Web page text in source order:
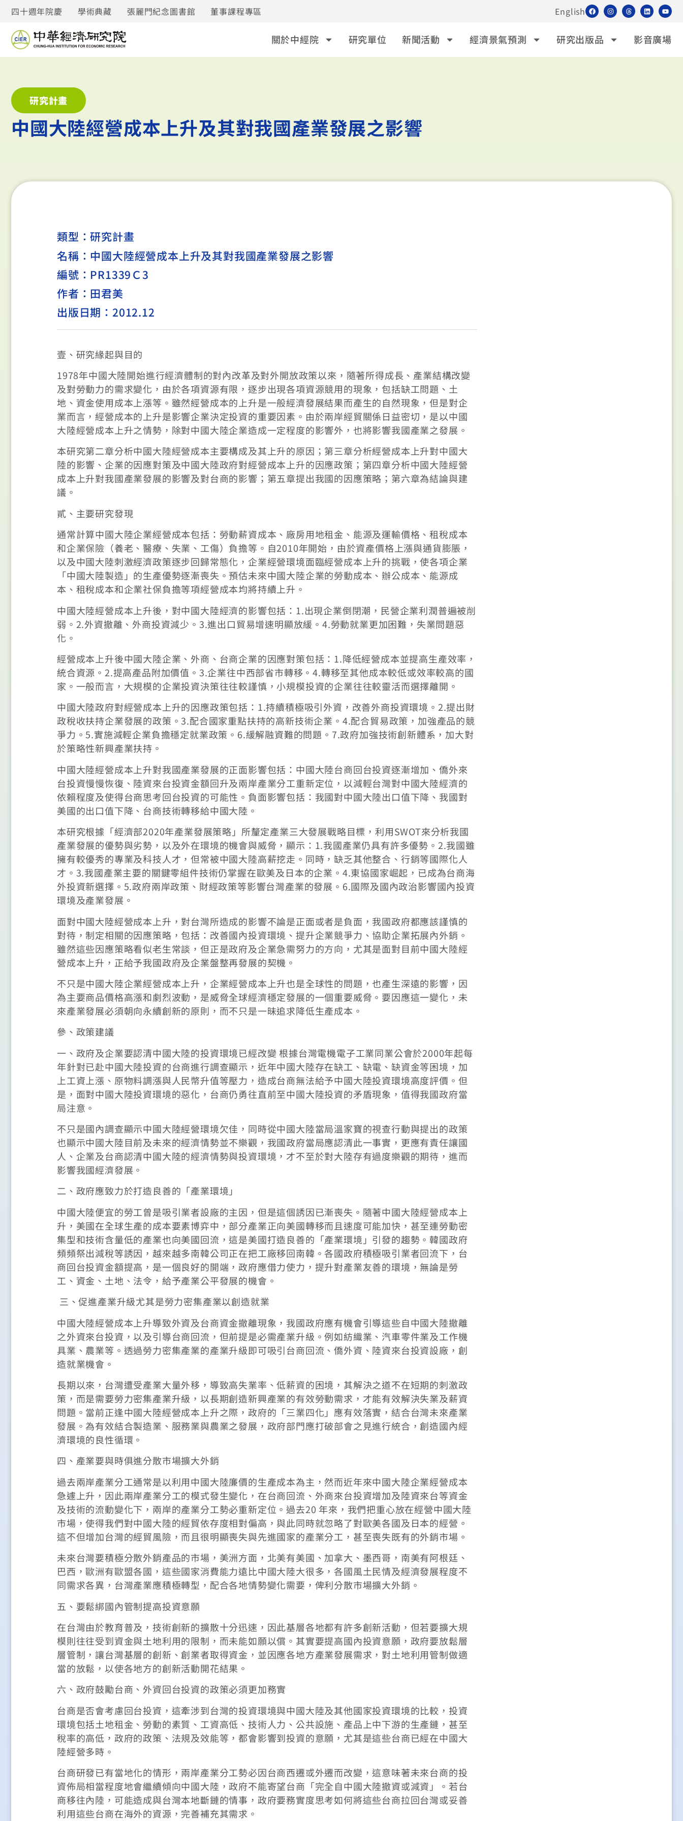
四十週年院慶 學術典藏 張麗門紀念圖書館 董事課程專區 English
關於中經院 研究單位 新聞活動 經濟景氣預測 研究出版品 影音廣場
研究計畫
中國大陸經營成本上升及其對我國產業發展之影響
類型：研究計畫
名稱：中國大陸經營成本上升及其對我國產業發展之影響
編號：PR1339Ｃ3
作者：田君美
出版日期：2012.12
壹、研究緣起與目的
1978年中國大陸開始進行經濟體制的對內改革及對外開放政策以來，隨著所得成長、產業結構改變
及對勞動力的需求變化，由於各項資源有限，逐步出現各項資源競用的現象，包括缺工問題、土
地、資金使用成本上漲等。雖然經營成本的上升是一般經濟發展結果而產生的自然現象，但是對企
業而言，經營成本的上升是影響企業決定投資的重要因素。由於兩岸經貿關係日益密切，是以中國
大陸經營成本上升之情勢，除對中國大陸企業造成一定程度的影響外，也將影響我國產業之發展。
本研究第二章分析中國大陸經營成本主要構成及其上升的原因；第三章分析經營成本上升對中國大
陸的影響、企業的因應對策及中國大陸政府對經營成本上升的因應政策；第四章分析中國大陸經營
成本上升對我國產業發展的影響及對台商的影響；第五章提出我國的因應策略；第六章為結論與建
議。
貳、主要研究發現
通常計算中國大陸企業經營成本包括：勞動薪資成本、廠房用地租金、能源及運輸價格、租稅成本
和企業保險（養老、醫療、失業、工傷）負擔等。自2010年開始，由於資產價格上漲與通貨膨脹，
以及中國大陸刺激經濟政策逐步回歸常態化，企業經營環境面臨經營成本上升的挑戰，使各項企業
「中國大陸製造」的生產優勢逐漸喪失。預估未來中國大陸企業的勞動成本、辦公成本、能源成
本、租稅成本和企業社保負擔等項經營成本均將持續上升。
中國大陸經營成本上升後，對中國大陸經濟的影響包括：1.出現企業倒閉潮，民營企業利潤普遍被削
弱。2.外資撤離、外商投資減少。3.進出口貿易增速明顯放緩。4.勞動就業更加困難，失業問題惡
化。
經營成本上升後中國大陸企業、外商、台商企業的因應對策包括：1.降低經營成本並提高生產效率，
統合資源。2.提高產品附加價值。3.企業往中西部省市轉移。4.轉移至其他成本較低或效率較高的國
家。一般而言，大規模的企業投資決策往往較謹慎，小規模投資的企業往往較靈活而選擇離開。
中國大陸政府對經營成本上升的因應政策包括：1.持續積極吸引外資，改善外商投資環境。2.提出財
政稅收扶持企業發展的政策。3.配合國家重點扶持的高新技術企業。4.配合貿易政策，加強產品的競
爭力。5.實施減輕企業負擔穩定就業政策。6.緩解融資難的問題。7.政府加強技術創新體系，加大對
於策略性新興產業扶持。
中國大陸經營成本上升對我國產業發展的正面影響包括：中國大陸台商回台投資逐漸增加、僑外來
台投資慢慢恢復、陸資來台投資金額回升及兩岸產業分工重新定位，以減輕台灣對中國大陸經濟的
依賴程度及使得台商思考回台投資的可能性。負面影響包括：我國對中國大陸出口值下降、我國對
美國的出口值下降、台商技術轉移給中國大陸。
本研究根據「經濟部2020年產業發展策略」所釐定產業三大發展戰略目標，利用SWOT來分析我國
產業發展的優勢與劣勢，以及外在環境的機會與威脅，顯示：1.我國產業仍具有許多優勢。2.我國雖
擁有較優秀的專業及科技人才，但常被中國大陸高薪挖走。同時，缺乏其他整合、行銷等國際化人
才。3.我國產業主要的關鍵零組件技術仍掌握在歐美及日本的企業。4.東協國家崛起，已成為台商海
外投資新選擇。5.政府兩岸政策、財經政策等影響台灣產業的發展。6.國際及國內政治影響國內投資
環境及產業發展。
面對中國大陸經營成本上升，對台灣所造成的影響不論是正面或者是負面，我國政府都應該謹慎的
對待，制定相關的因應策略，包括：改善國內投資環境、提升企業競爭力、協助企業拓展內外銷。
雖然這些因應策略看似老生常談，但正是政府及企業急需努力的方向，尤其是面對目前中國大陸經
營成本上升，正給予我國政府及企業盤整再發展的契機。
不只是中國大陸企業經營成本上升，企業經營成本上升也是全球性的問題，也產生深遠的影響，因
為主要商品價格高漲和劇烈波動，是威脅全球經濟穩定發展的一個重要威脅。要因應這一變化，未
來產業發展必須朝向永續創新的原則，而不只是一昧追求降低生產成本。
參、政策建議
一、政府及企業要認清中國大陸的投資環境已經改變 根據台灣電機電子工業同業公會於2000年起每
年針對已赴中國大陸投資的台商進行調查顯示，近年中國大陸存在缺工、缺電、缺資金等困境，加
上工資上漲、原物料調漲與人民幣升值等壓力，造成台商無法給予中國大陸投資環境高度評價。但
是，面對中國大陸投資環境的惡化，台商仍勇往直前至中國大陸投資的矛盾現象，值得我國政府當
局注意。
不只是國內調查顯示中國大陸經營環境欠佳，同時從中國大陸當局溫家寶的視查行動與提出的政策
也顯示中國大陸目前及未來的經濟情勢並不樂觀，我國政府當局應認清此一事實，更應有責任讓國
人、企業及台商認清中國大陸的經濟情勢與投資環境，才不至於對大陸存有過度樂觀的期待，進而
影響我國經濟發展。
二、政府應致力於打造良善的「產業環境」
中國大陸便宜的勞工曾是吸引業者設廠的主因，但是這個誘因已漸喪失。隨著中國大陸經營成本上
升，美國在全球生產的成本要素博弈中，部分產業正向美國轉移而且速度可能加快，甚至連勞動密
集型和技術含量低的產業也向美國回流，這是美國打造良善的「產業環境」引發的趨勢。韓國政府
頻頻祭出減稅等誘因，越來越多南韓公司正在把工廠移回南韓。各國政府積極吸引業者回流下，台
商回台投資金額提高，是一個良好的開端，政府應借力使力，提升對產業友善的環境，無論是勞
工、資金、土地、法令，給予產業公平發展的機會。
三、促進產業升級尤其是勞力密集產業以創造就業
中國大陸經營成本上升導致外資及台商資金撤離現象，我國政府應有機會引導這些自中國大陸撤離
之外資來台投資，以及引導台商回流，但前提是必需產業升級。例如紡織業、汽車零件業及工作機
具業、農業等。透過勞力密集產業的產業升級即可吸引台商回流、僑外資、陸資來台投資設廠，創
造就業機會。
長期以來，台灣遭受產業大量外移，導致高失業率、低薪資的困境，其解決之道不在短期的刺激政
策，而是需要勞力密集產業升級，以長期創造新興產業的有效勞動需求，才能有效解決失業及薪資
問題。當前正逢中國大陸經營成本上升之際，政府的「三業四化」應有效落實，結合台灣未來產業
發展。為有效結合製造業、服務業與農業之發展，政府部門應打破部會之見進行統合，創造國內經
濟環境的良性循環。
四、產業要與時俱進分散市場擴大外銷
過去兩岸產業分工通常是以利用中國大陸廉價的生產成本為主，然而近年來中國大陸企業經營成本
急遽上升，因此兩岸產業分工的模式發生變化，在台商回流、外商來台投資增加及陸資來台等資金
及技術的流動變化下，兩岸的產業分工勢必重新定位。過去20 年來，我們把重心放在經營中國大陸
市場，使得我們對中國大陸的經貿依存度相對偏高，與此同時就忽略了對歐美各國及日本的經營。
這不但增加台灣的經貿風險，而且很明顯喪失與先進國家的產業分工，甚至喪失既有的外銷市場。
未來台灣要積極分散外銷產品的市場，美洲方面，北美有美國、加拿大、墨西哥，南美有阿根廷、
巴西，歐洲有歐盟各國，這些國家消費能力遠比中國大陸大很多，各國風土民情及經濟發展程度不
同需求各異，台灣產業應積極轉型，配合各地情勢變化需要，俾利分散市場擴大外銷。
五、要鬆綁國內管制提高投資意願
在台灣由於教育普及，技術創新的擴散十分迅速，因此基層各地都有許多創新活動，但若要擴大規
模則往往受到資金與土地利用的限制，而未能如願以償。其實要提高國內投資意願，政府要放鬆層
層管制，讓台灣基層的創新、創業者取得資金，並因應各地方產業發展需求，對土地利用管制做適
當的放鬆，以使各地方的創新活動開花結果。
六、政府鼓勵台商、外資回台投資的政策必須更加務實
台商是否會考慮回台投資，這牽涉到台灣的投資環境與中國大陸及其他國家投資環境的比較，投資
環境包括土地租金、勞動的素質、工資高低、技術人力、公共設施、產品上中下游的生產鏈，甚至
稅率的高低，政府的政策、法規及效能等，都會影響到投資的意願，尤其是這些台商已經在中國大
陸經營多時。
台商研發已有當地化的情形，兩岸產業分工勢必因台商西遷或外遷而改變，這意味著未來台商的投
資佈局相當程度地會繼續傾向中國大陸，政府不能寄望台商「完全自中國大陸撤資或減資」。若台
商移往內陸，可能造成與台灣本地斷鏈的情事，政府要務實度思考如何將這些台商拉回台灣或妥善
利用這些台商在海外的資源，完善補充其需求。